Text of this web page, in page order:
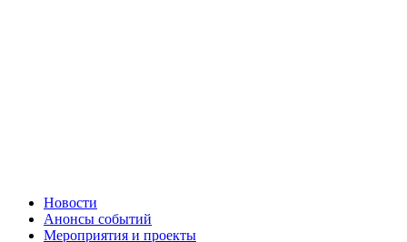
Новости
Анонсы событий
Мероприятия и проекты